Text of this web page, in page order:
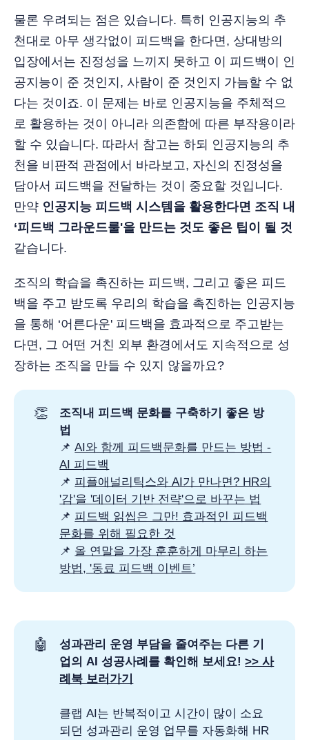
물론 우려되는 점은 있습니다. 특히 인공지능의 추
천대로 아무 생각없이 피드백을 한다면, 상대방의
입장에서는 진정성을 느끼지 못하고 이 피드백이 인
공지능이 준 것인지, 사람이 준 것인지 가늠할 수 없
다는 것이죠. 이 문제는 바로 인공지능을 주체적으
로 활용하는 것이 아니라 의존함에 따른 부작용이라
할 수 있습니다. 따라서 참고는 하되 인공지능의 추
천을 비판적 관점에서 바라보고, 자신의 진정성을
담아서 피드백을 전달하는 것이 중요할 것입니다.
만약 인공지능 피드백 시스템을 활용한다면 조직 내
‘피드백 그라운드룰'을 만드는 것도 좋은 팁이 될 것
같습니다.
조직의 학습을 촉진하는 피드백, 그리고 좋은 피드
백을 주고 받도록 우리의 학습을 촉진하는 인공지능
을 통해 ‘어른다운' 피드백을 효과적으로 주고받는
다면, 그 어떤 거친 외부 환경에서도 지속적으로 성
장하는 조직을 만들 수 있지 않을까요?
👏
조직내 피드백 문화를 구축하기 좋은 방
법
📌AI와 함께 피드백문화를 만드는 방법 -
AI 피드백
📌 피플애널리틱스와 AI가 만나면? HR의
'감'을 '데이터 기반 전략'으로 바꾸는 법
📌 피드백 읽씹은 그만! 효과적인 피드백
문화를 위해 필요한 것
📌 올 연말을 가장 훈훈하게 마무리 하는
방법, '동료 피드백 이벤트’
🤖
성과관리 운영 부담을 줄여주는 다른 기
업의 AI 성공사례를 확인해 보세요! >> 사
례북 보러가기
클랩 AI는 반복적이고 시간이 많이 소요
되던 성과관리 운영 업무를 자동화해 HR